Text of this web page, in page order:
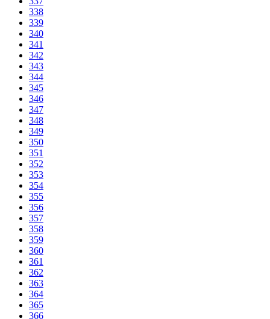
338
339
340
341
342
343
344
345
346
347
348
349
350
351
352
353
354
355
356
357
358
359
360
361
362
363
364
365
366